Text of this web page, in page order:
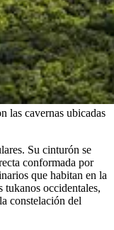
las cavernas ubicadas
Su cinturón se
conformada por
que habitan en la
tukanos occidentales,
constelación del